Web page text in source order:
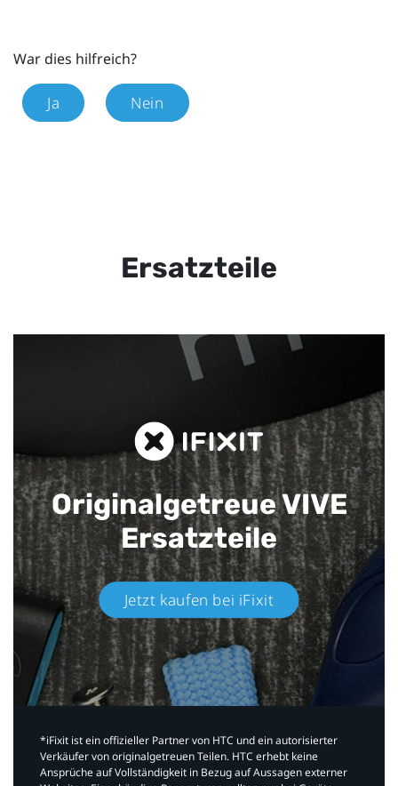
War dies hilfreich?
Ja Nein
Ersatzteile
Originalgetreue VIVE
Ersatzteile
Jetzt kaufen bei iFixit​
*iFixit ist ein offizieller Partner von HTC und ein autorisierter
Verkäufer von originalgetreuen Teilen. HTC erhebt keine
Ansprüche auf Vollständigkeit in Bezug auf Aussagen externer